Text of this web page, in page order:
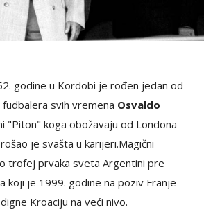
godine u Kordobi je rođen jedan od
svih vremena Osvaldo
"Piton" koga obožavaju od Londona
je svašta u karijeri.Magični
trofej prvaka sveta Argentini pre
koji je 1999. godine na poziv Franje
Kroaciju na veći nivo.